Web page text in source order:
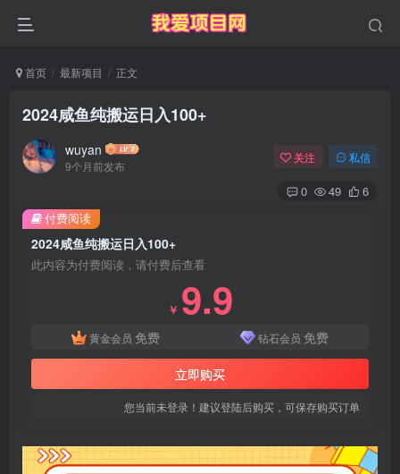
首页 最新项目 正文
2024咸鱼纯搬运日入100+
wuyan
9个月前发布
关注 私信
0 49 6
2024咸鱼纯搬运日入100+
此内容为付费阅读，请付费后查看
￥ 9.9
黄金会员 免费 钻石会员 免费
立即购买
您当前未登录！建议登陆后购买，可保存购买订单
付费阅读